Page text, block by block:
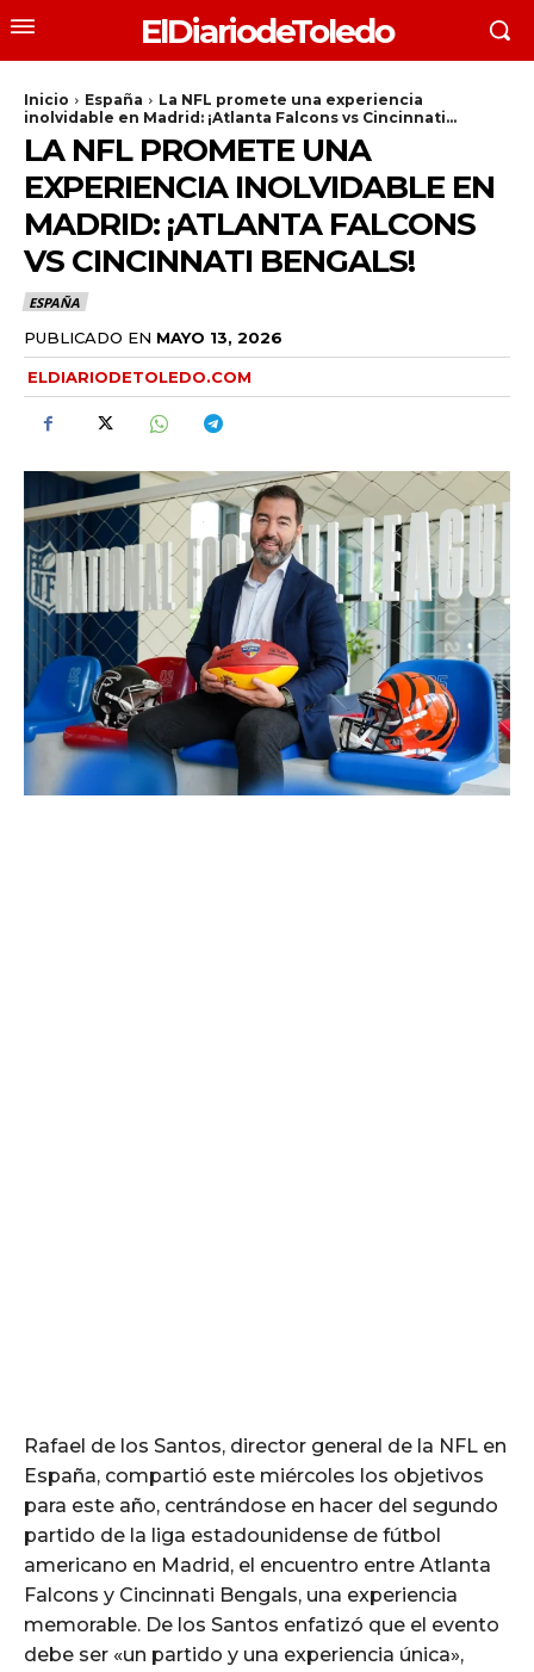
ElDiariodeToledo
Inicio España
La NFL promete una experiencia
inolvidable en Madrid: ¡Atlanta Falcons vs Cincinnati...
LA NFL PROMETE UNA
EXPERIENCIA INOLVIDABLE EN
MADRID: ¡ATLANTA FALCONS
VS CINCINNATI BENGALS!
ESPAÑA
PUBLICADO EN MAYO 13, 2026
ELDIARIODETOLEDO.COM
Rafael de los Santos, director general de la NFL en
España, compartió este miércoles los objetivos
para este año, centrándose en hacer del segundo
partido de la liga estadounidense de fútbol
americano en Madrid, el encuentro entre Atlanta
Falcons y Cincinnati Bengals, una experiencia
memorable. De los Santos enfatizó que el evento
debe ser «un partido y una experiencia única»,